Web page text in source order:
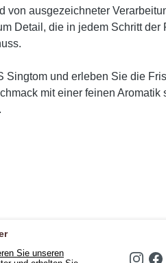
ausgezeichneter
Detail, die in jedem Schritt
und erleben Sie die
mit einer feinen
Sie unseren